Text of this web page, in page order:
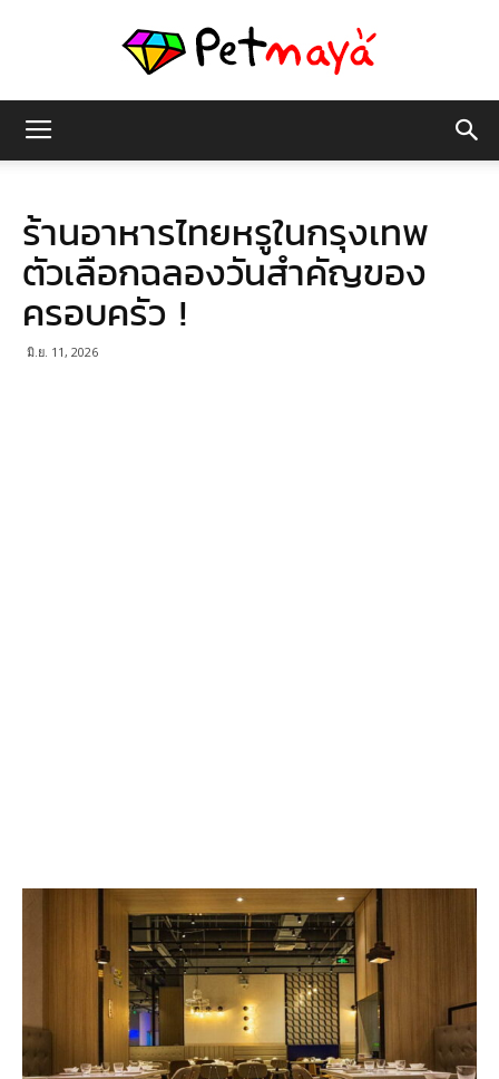
มายา
ร้านอาหารไทยหรูในกรุงเทพ
ตัวเลือกฉลองวันสำคัญของ
ครอบครัว !
มิ.ย. 11, 2026